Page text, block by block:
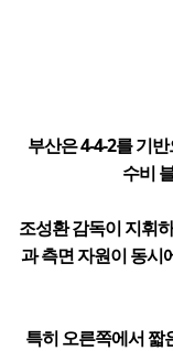
부산은 4-4-2를 기
수비
조성환 감독이 지휘
과 측면 자원이 동시
특히 오른쪽에서 짧